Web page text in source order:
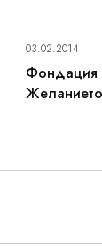
03.02.2014